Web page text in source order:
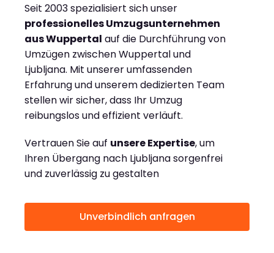
Seit 2003 spezialisiert sich unser
professionelles Umzugsunternehmen
aus Wuppertal auf die Durchführung von
Umzügen zwischen Wuppertal und
Ljubljana. Mit unserer umfassenden
Erfahrung und unserem dedizierten Team
stellen wir sicher, dass Ihr Umzug
reibungslos und effizient verläuft.
Vertrauen Sie auf unsere Expertise, um
Ihren Übergang nach Ljubljana sorgenfrei
und zuverlässig zu gestalten
Unverbindlich anfragen